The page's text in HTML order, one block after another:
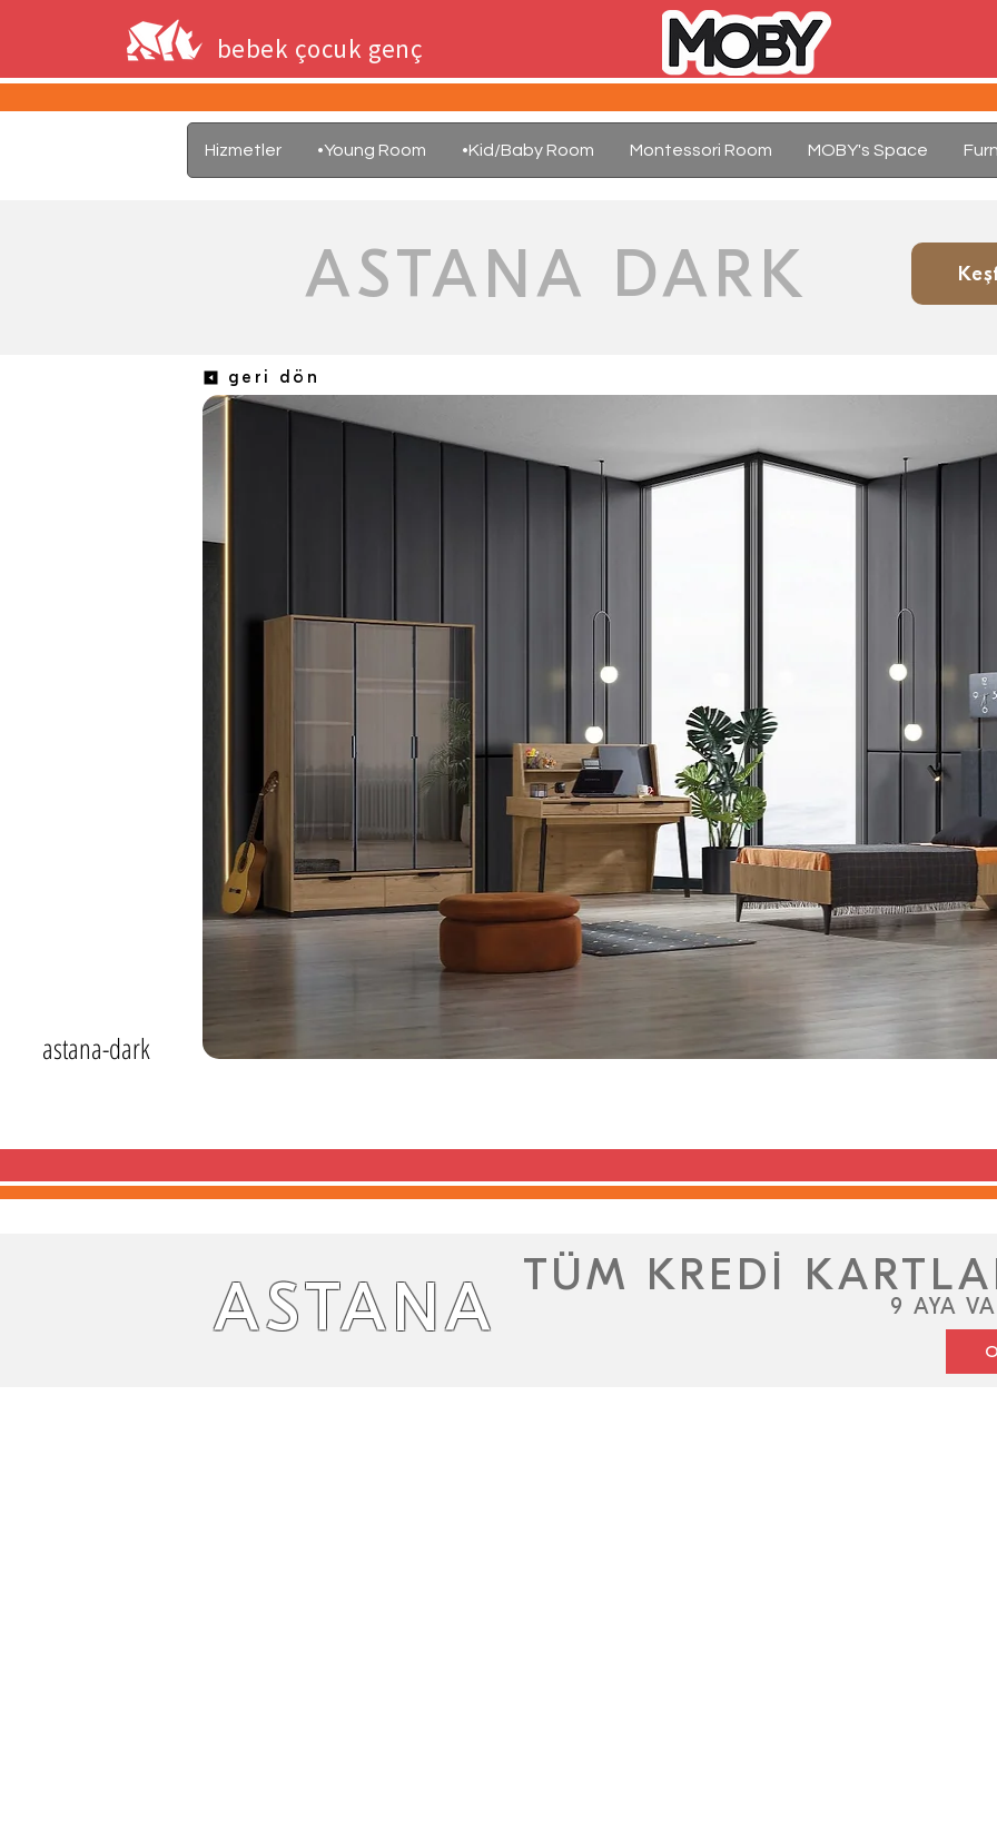
bebek çocuk genç
Hizmetler •Young Room •Kid/Baby Room Montessori Room MOBY's Space
ASTANA DARK
astana-dark
geri dön
ASTANA TÜM KREDİ
9 AYA